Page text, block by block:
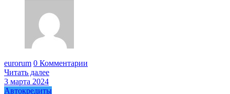
eurorum 0 Комментарии
Читать далее
3 марта 2024
Автокредиты